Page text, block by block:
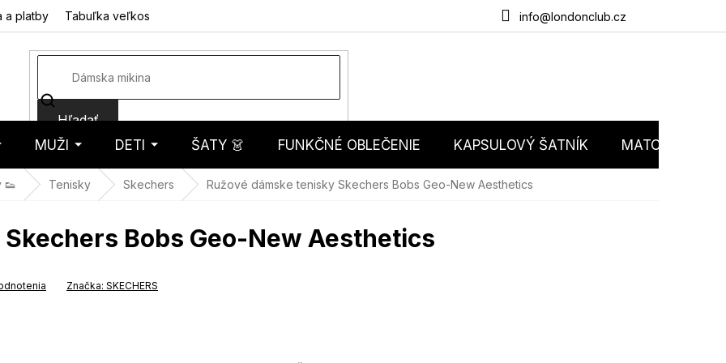
info@londonclub.cz
a platby Tabuľka veľkostí Obchodné podmienky Podmienky ochrany
Hľadať
MUŽI DETI ŠATY 👗 FUNKČNÉ OBLEČENIE KAPSULOVÝ ŠATNÍK MATCHY
👟 Tenisky Skechers Ružové dámske tenisky Skechers Bobs Geo-New Aesthetics
Bobs Geo-New Aesthetics
Značka: SKECHERS